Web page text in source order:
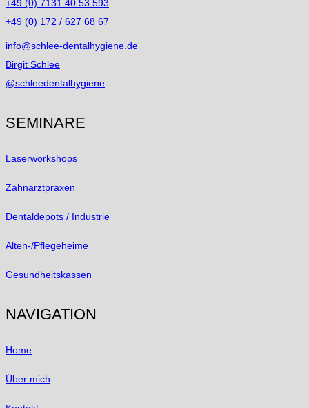
+49 (0) 7131 40 53 593
+49 (0) 172 / 627 68 67
info@schlee-dentalhygiene.de
Birgit Schlee
@schleedentalhygiene
SEMINARE
Laserworkshops
Zahnarztpraxen
Dentaldepots / Industrie
Alten-/Pflegeheime
Gesundheitskassen
NAVIGATION
Home
Über mich